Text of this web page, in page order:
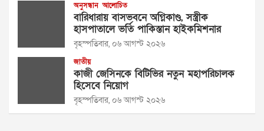
অনুসন্ধান আলোচিত
বারিধারায় বাসভবনে অগ্নিকাণ্ড, সস্ত্রীক
হাসপাতালে ভর্তি পাকিস্তান হাইকমিশনার
বৃহস্পতিবার, ০৬ আগস্ট ২০২৬
জাতীয়
কাজী জেসিনকে বিটিভির নতুন মহাপরিচালক
হিসেবে নিয়োগ
বৃহস্পতিবার, ০৬ আগস্ট ২০২৬